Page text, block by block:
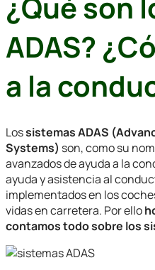
ADAS?
a la
Lossistemas ADAS
Systems) son, como su
avanzados de ayuda a la
ayuda y asistencia al
implementados en los
vidas en carretera. Por ello
contamos todo sobre los